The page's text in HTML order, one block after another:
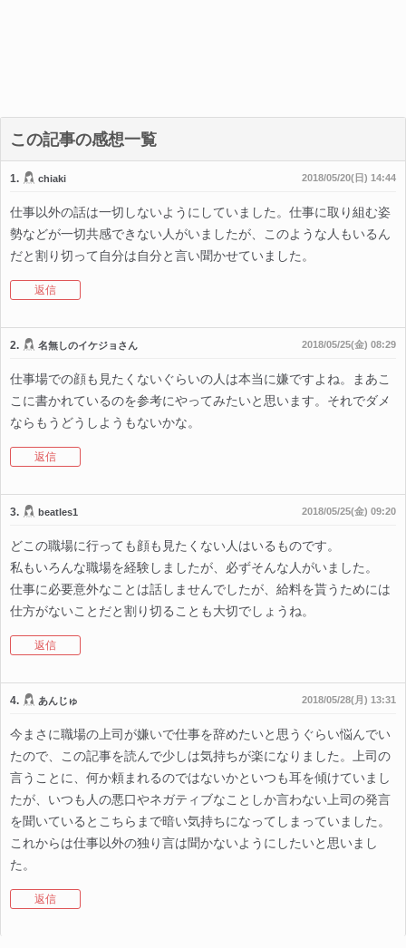
この記事の感想一覧
1. chiaki 2018/05/20(日) 14:44
仕事以外の話は一切しないようにしていました。仕事に取り組む姿
勢などが一切共感できない人がいましたが、このような人もいるん
だと割り切って自分は自分と言い聞かせていました。
返信
2. 名無しのイケジョさん 2018/05/25(金) 08:29
仕事場での顔も見たくないぐらいの人は本当に嫌ですよね。まあこ
こに書かれているのを参考にやってみたいと思います。それでダメ
ならもうどうしようもないかな。
返信
3. beatles1 2018/05/25(金) 09:20
どこの職場に行っても顔も見たくない人はいるものです。
私もいろんな職場を経験しましたが、必ずそんな人がいました。
仕事に必要意外なことは話しませんでしたが、給料を貰うためには
仕方がないことだと割り切ることも大切でしょうね。
返信
4. あんじゅ 2018/05/28(月) 13:31
今まさに職場の上司が嫌いで仕事を辞めたいと思うぐらい悩んでい
たので、この記事を読んで少しは気持ちが楽になりました。上司の
言うことに、何か頼まれるのではないかといつも耳を傾けていまし
たが、いつも人の悪口やネガティブなことしか言わない上司の発言
を聞いているとこちらまで暗い気持ちになってしまっていました。
これからは仕事以外の独り言は聞かないようにしたいと思いまし
た。
返信